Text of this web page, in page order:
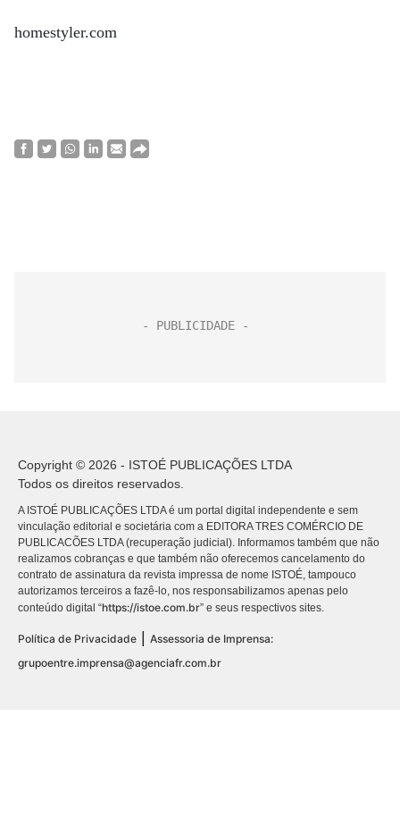
homestyler.com
Copyright © 2026 - ISTOÉ PUBLICAÇÕES LTDA
Todos os direitos reservados.
A ISTOÉ PUBLICAÇÕES LTDA é um portal digital independente e sem
vinculação editorial e societária com a EDITORA TRES COMÉRCIO DE
PUBLICACÕES LTDA (recuperação judicial). Informamos também que não
realizamos cobranças e que também não oferecemos cancelamento do
contrato de assinatura da revista impressa de nome ISTOÉ, tampouco
autorizamos terceiros a fazê-lo, nos responsabilizamos apenas pelo
conteúdo digital “https://istoe.com.br” e seus respectivos sites.
Política de Privacidade
Assessoria de Imprensa:
grupoentre.imprensa@agenciafr.com.br